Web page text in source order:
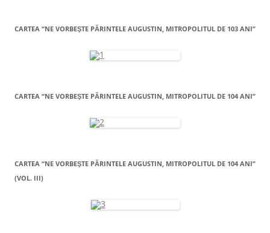
CARTEA “NE VORBEŞTE PĂRINTELE AUGUSTIN, MITROPOLITUL DE 103 ANI”
CARTEA “NE VORBEŞTE PĂRINTELE AUGUSTIN, MITROPOLITUL DE 104 ANI”
CARTEA “NE VORBEŞTE PĂRINTELE AUGUSTIN, MITROPOLITUL DE 104 ANI”
(VOL. III)